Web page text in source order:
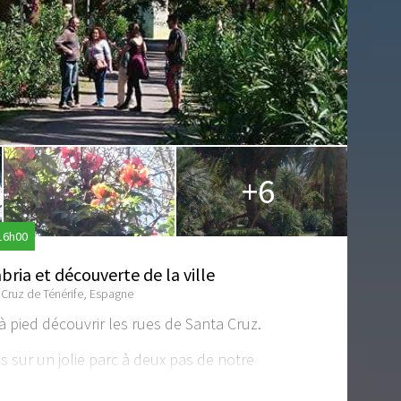
+6
et découverte de la ville
de Ténérife, Espagne
pied découvrir les rues de Santa Cruz.
sur un jolie parc à deux pas de notre